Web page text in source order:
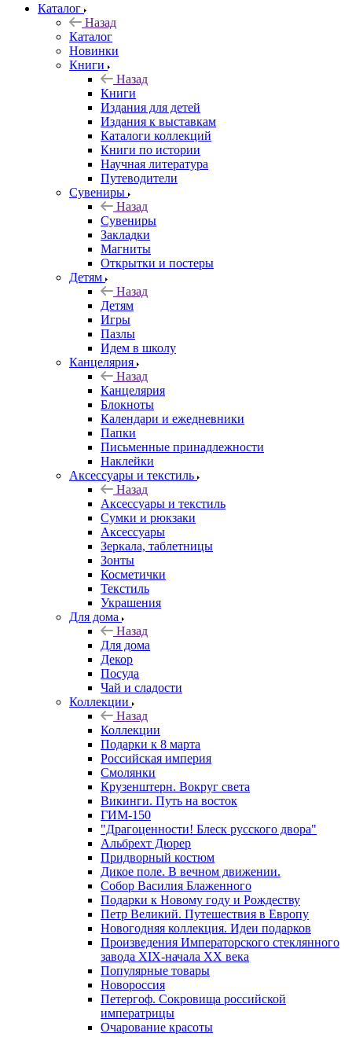
Каталог
Назад
Каталог
Новинки
Книги
Назад
Книги
Издания для детей
Издания к выставкам
Каталоги коллекций
Книги по истории
Научная литература
Путеводители
Сувениры
Назад
Сувениры
Закладки
Магниты
Открытки и постеры
Детям
Назад
Детям
Игры
Пазлы
Идем в школу
Канцелярия
Назад
Канцелярия
Блокноты
Календари и ежедневники
Папки
Письменные принадлежности
Наклейки
Аксессуары и текстиль
Назад
Аксессуары и текстиль
Сумки и рюкзаки
Аксессуары
Зеркала, таблетницы
Зонты
Косметички
Текстиль
Украшения
Для дома
Назад
Для дома
Декор
Посуда
Чай и сладости
Коллекции
Назад
Коллекции
Подарки к 8 марта
Российская империя
Смолянки
Крузенштерн. Вокруг света
Викинги. Путь на восток
ГИМ-150
"Драгоценности! Блеск русского двора"
Альбрехт Дюрер
Придворный костюм
Дикое поле. В вечном движении.
Собор Василия Блаженного
Подарки к Новому году и Рождеству
Петр Великий. Путешествия в Европу
Новогодняя коллекция. Идеи подарков
Произведения Императорского стеклянного
завода XIX-начала XX века
Популярные товары
Новороссия
Петергоф. Сокровища российской
императрицы
Очарование красоты